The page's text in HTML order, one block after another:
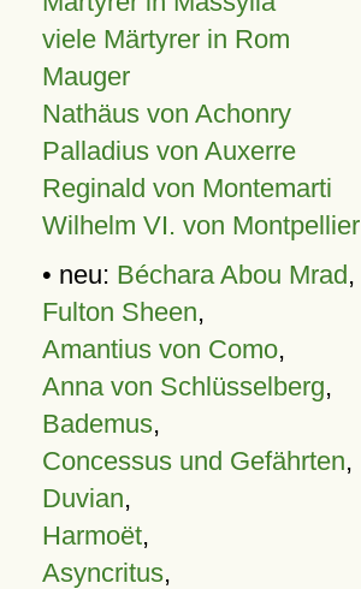
viele Märtyrer in Rom
Mauger
Nathäus von Achonry
Palladius von Auxerre
Reginald von Montemarti
Wilhelm VI. von Montpellier
• neu: Béchara Abou Mrad,
Fulton Sheen,
Amantius von Como,
Anna von Schlüsselberg,
Bademus,
Concessus und Gefährten,
Duvian,
Harmoët,
Asyncritus,